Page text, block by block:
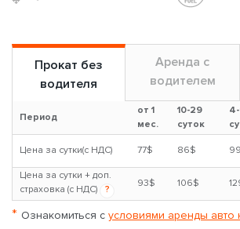
Прокат без
водителя
Аренда с
водителем
Период
от 1
мес.
10-29
суток
Цена за сутки(с НДС) 77$ 86$
Цена за сутки + доп.
страховка (с НДС)
?
93$ 106$
* Ознакомиться с условиями аренды авто